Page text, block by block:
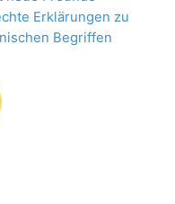
Erklärungen zu
Begriffen